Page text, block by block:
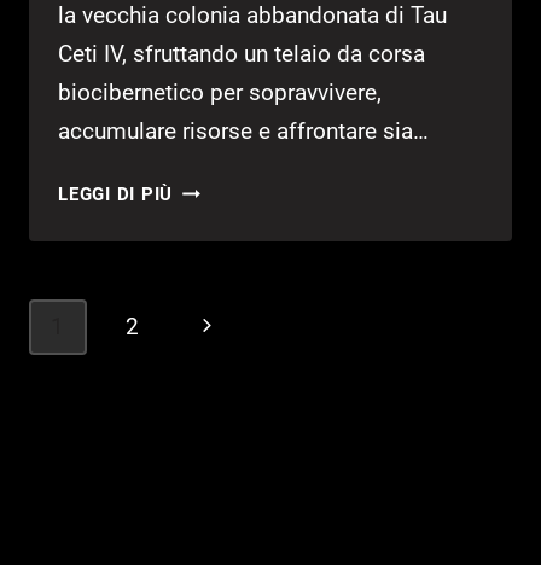
la vecchia colonia abbandonata di Tau
Ceti IV, sfruttando un telaio da corsa
biocibernetico per sopravvivere,
accumulare risorse e affrontare sia…
LEGGI DI PIÙ NUOVO
“IL
MARATHON”
Navigazione
2
Pagina